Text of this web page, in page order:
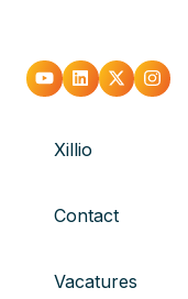
Xillio
Contact
Vacatures